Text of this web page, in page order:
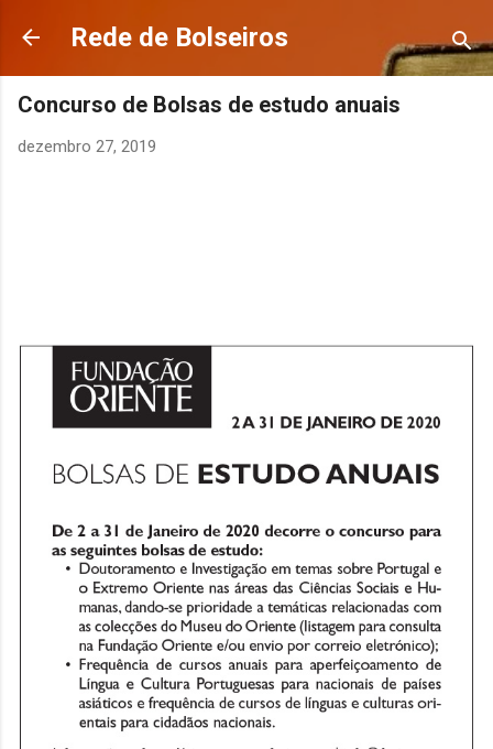
Avançar para o conteúdo principal
Rede de Bolseiros
Concurso de Bolsas de estudo anuais
dezembro 27, 2019